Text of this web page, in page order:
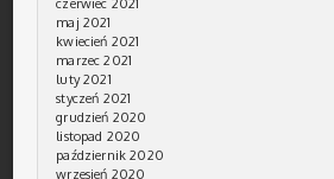
maj 2021
kwiecień 2021
marzec 2021
luty 2021
styczeń 2021
grudzień 2020
listopad 2020
październik 2020
wrzesień 2020